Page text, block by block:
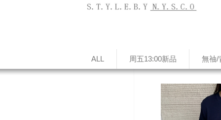
ALL 周五13:00新品 無䄂/